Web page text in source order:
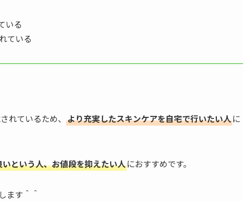
いる
ている
れているため、 より充実したスキンケアを自宅で行いたい人に
という人、お値段を抑えたい人におすすめです。
ます＾＾